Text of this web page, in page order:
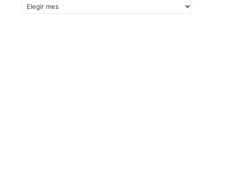
Archivos